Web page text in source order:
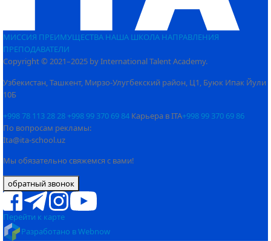
МИССИЯ ПРЕИМУЩЕСТВА НАША ШКОЛА НАПРАВЛЕНИЯ
ПРЕПОДАВАТЕЛИ
Copyright © 2021–2025 by International Talent Academy.
Узбекистан, Ташкент, Мирзо-Улугбекский район, Ц1, Буюк Ипак Йули
10Б
+998 78 113 28 28 +998 99 370 69 84 Карьера в ITA+998 99 370 69 86
По вопросам рекламы:
Ita@ita-school.uz
Мы обязательно свяжемся с вами!
обратный звонок
Перейти к карте
Разработано в Webnow